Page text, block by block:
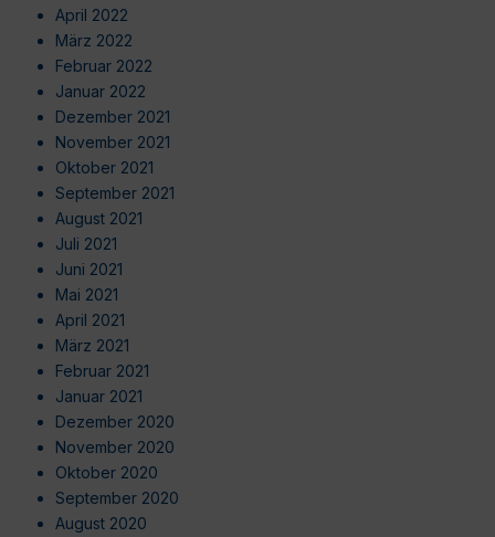
April 2022
März 2022
Februar 2022
Januar 2022
Dezember 2021
November 2021
Oktober 2021
September 2021
August 2021
Juli 2021
Juni 2021
Mai 2021
April 2021
März 2021
Februar 2021
Januar 2021
Dezember 2020
November 2020
Oktober 2020
September 2020
August 2020